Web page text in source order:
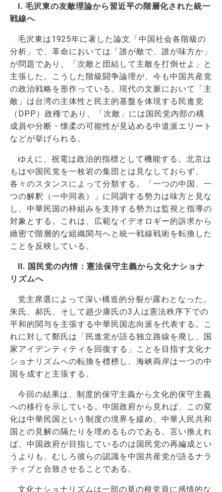
I. 毛沢東の友敵理論から習近平の階層化された統一
戦線へ
毛沢東は1925年に著した論文「中国社会各階級の
分析」で、革命においては「誰が敵で、誰が味方か」
が問題であり、「次敵と団結して主敵を打倒せよ」と
主張した。こうした階級闘争論理が、今も中国共産党
の政治戦略を形作っている。現代の文脈において「主
敵」は台湾の主体性と民主的基盤を体現する民進党
（DPP）政権であり、「次敵」には国民党内部の構
成員や分断・懐柔の可能性が見込める中道派エリート
などが挙げられる。
ゆえに、祝電は政治的指標として機能する。北京は
もはや国民党を一枚岩の集団とは見なしておらず、
各々のスタンスによって分類する。「一つの中国、一
つの解釈（一中同表）」に同調する勢力は味方と見な
し、中華民国の枠組みを支持する勢力は監視と指導の
対象とする。これは、広範なイデオロギー的訴求から
緻密で階層的な組織関与へと統一戦線戦術を転換した
ことを反映している。
II. 国民党の内情：憲法保守主義から文化ナショナ
リズムへ
党主席選によって深い構造的分裂が露わとなった。
朱氏、郝氏、そして趙少康氏の3人は憲法秩序下での
平和的関与を主張する中華民国志向派を代表する。こ
れに対して鄭氏は「民進党が語る独立路線を廃し、国
家アイデンティティを回復する」ことを目指す文化ナ
ショナリズムへの転換を標榜し、海峡両岸は一つの中
国を成すと主張する。
今回の結果は、制度的保守主義から文化的保守主義
への移行を示している。中国政府から見れば、この変
化は中華民国という制度の境界を緩め、中華人民共和
国との見解の隔たりを埋めるものである。言い換えれ
ば、中国政府が目指しているのは国民党の再編成とい
うよりも、むしろ彼らの認識を中国共産党が語るナラ
ティブと合致させることである。
文化ナショナリズムは一部の草の根党員に感情的な